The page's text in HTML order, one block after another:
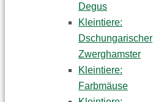
Degus
Kleintiere:
Dschungarischer
Zwerghamster
Kleintiere:
Farbmäuse